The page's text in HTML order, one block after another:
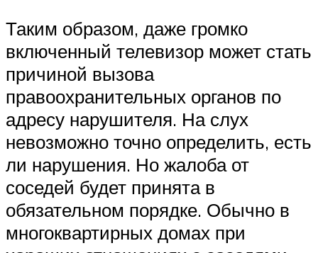
Таким образом, даже громко
включенный телевизор может стать
причиной вызова
правоохранительных органов по
адресу нарушителя. На слух
невозможно точно определить, есть
ли нарушения. Но жалоба от
соседей будет принята в
обязательном порядке. Обычно в
многоквартирных домах при